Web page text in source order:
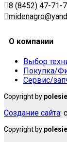
8 (8452) 47-71-
О компании
Выбор
Покупка/
Сервис/
Copyright by
Создание сайта:
Copyright by